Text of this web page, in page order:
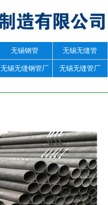
无锡钢管 无锡无缝管
无锡无缝钢管厂 无锡无缝管厂